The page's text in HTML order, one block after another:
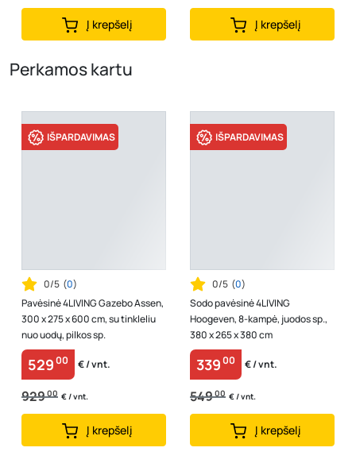
Į krepšelį Į krepšelį
Perkamos kartu
IŠPARDAVIMAS
0/5 (0)
Pavėsinė 4LIVING Gazebo Assen,
300 x 275 x 600 cm, su tinkleliu
nuo uodų, pilkos sp.
52900 € / vnt.
92900 € / vnt.
Į krepšelį
IŠPARDAVIMAS
0/5 (0)
Sodo pavėsinė 4LIVING
Hoogeven, 8-kampė, juodos sp.,
380 x 265 x 380 cm
33900 € / vnt.
54900 € / vnt.
Į krepšelį